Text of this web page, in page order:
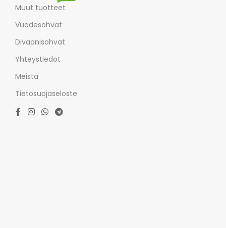
Muut tuotteet
Vuodesohvat
Divaanisohvat
Yhteystiedot
Meista
Tietosuojaseloste